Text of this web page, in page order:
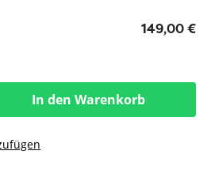
149,00 €
In den Warenkorb